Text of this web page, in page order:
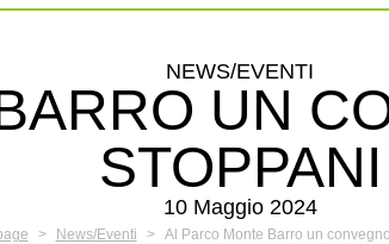
NEWS/EVENTI
UN
STOPPANI
10 Maggio 2024
> News/Eventi > Al Parco Monte Barro un